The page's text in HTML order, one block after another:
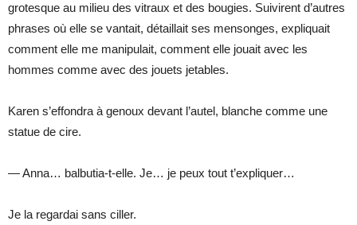
grotesque au milieu des vitraux et des bougies. Suivirent d’autres
phrases où elle se vantait, détaillait ses mensonges, expliquait
comment elle me manipulait, comment elle jouait avec les
hommes comme avec des jouets jetables.
Karen s’effondra à genoux devant l’autel, blanche comme une
statue de cire.
— Anna… balbutia-t-elle. Je… je peux tout t’expliquer…
Je la regardai sans ciller.